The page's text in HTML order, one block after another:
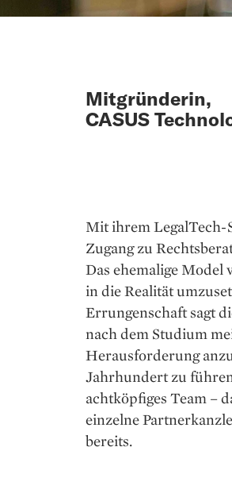
Mitgründerin,
CASUS
Mit ihrem
Zugang zu
Das ehemalige
in die Realität
Errungenschaft sagt
nach dem Studium
Herausforderung
Jahrhundert zu
achtköpfiges Team –
einzelne
bereits.